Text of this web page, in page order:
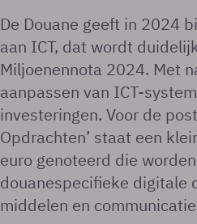
De Douane geeft in 2024
aan ICT, dat wordt
Miljoenennota 2024. Met
aanpassen van ICT-
investeringen. Voor de
Opdrachten’ staat een
euro genoteerd die
douanespecifieke digitale
middelen en